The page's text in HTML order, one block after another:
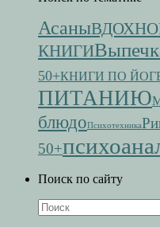
Асаны
КНИГИ
50+КНИГИ ПО
ПИТАНИЮ
блюдоПсихотехника
50+
Поиск по сайту